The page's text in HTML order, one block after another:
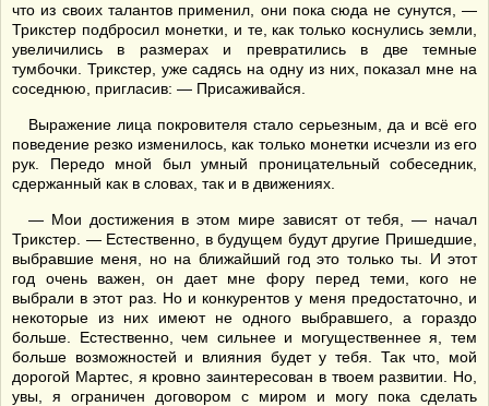
что из своих талантов применил, они пока сюда не сунутся, —
Трикстер подбросил монетки, и те, как только коснулись земли,
увеличились в размерах и превратились в две темные
тумбочки. Трикстер, уже садясь на одну из них, показал мне на
соседнюю, пригласив: — Присаживайся.
Выражение лица покровителя стало серьезным, да и всё его
поведение резко изменилось, как только монетки исчезли из его
рук. Передо мной был умный проницательный собеседник,
сдержанный как в словах, так и в движениях.
— Мои достижения в этом мире зависят от тебя, — начал
Трикстер. — Естественно, в будущем будут другие Пришедшие,
выбравшие меня, но на ближайший год это только ты. И этот
год очень важен, он дает мне фору перед теми, кого не
выбрали в этот раз. Но и конкурентов у меня предостаточно, и
некоторые из них имеют не одного выбравшего, а гораздо
больше. Естественно, чем сильнее и могущественнее я, тем
больше возможностей и влияния будет у тебя. Так что, мой
дорогой Мартес, я кровно заинтересован в твоем развитии. Но,
увы, я ограничен договором с миром и могу пока сделать